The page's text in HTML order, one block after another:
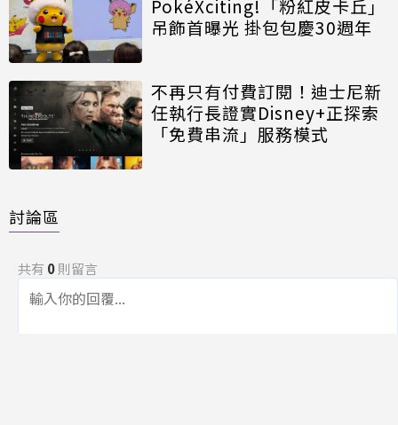
PokéXciting!「粉紅皮卡丘」
吊飾首曝光 掛包包慶30週年
不再只有付費訂閱！迪士尼新
任執行長證實Disney+正探索
「免費串流」服務模式
討論區
共有 0則留言